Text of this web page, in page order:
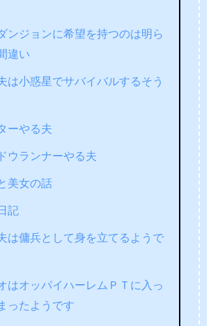
ンジョンに希望を持つのは明ら
違い
は小惑星でサバイバルするそう
ーやる夫
ウランナーやる夫
美女の話
記
は傭兵として身を立てるようで
はオッパイハーレムＰＴに入っ
ったようです